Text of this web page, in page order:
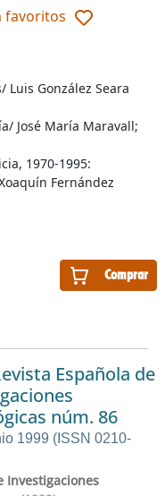
favoritos
Comprar
Luis González Seara
José María Maravall;
1970-1995:
Fernández
Española de
núm. 86
1999 (ISSN 0210-
Investigaciones